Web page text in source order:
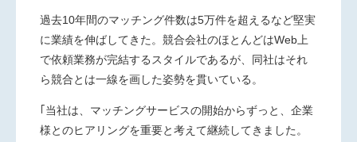
過去10年間のマッチング件数は5万件を超えるなど堅実
に業績を伸ばしてきた。競合会社のほとんどはWeb 上
で依頼業務が完結するスタイルであるが、同社はそれ
ら競合とは一線を画した姿勢を貫いている。
｢当社は、マッチングサービスの開始からずっと、企業
様とのヒアリングを重要と考えて継続してきました。